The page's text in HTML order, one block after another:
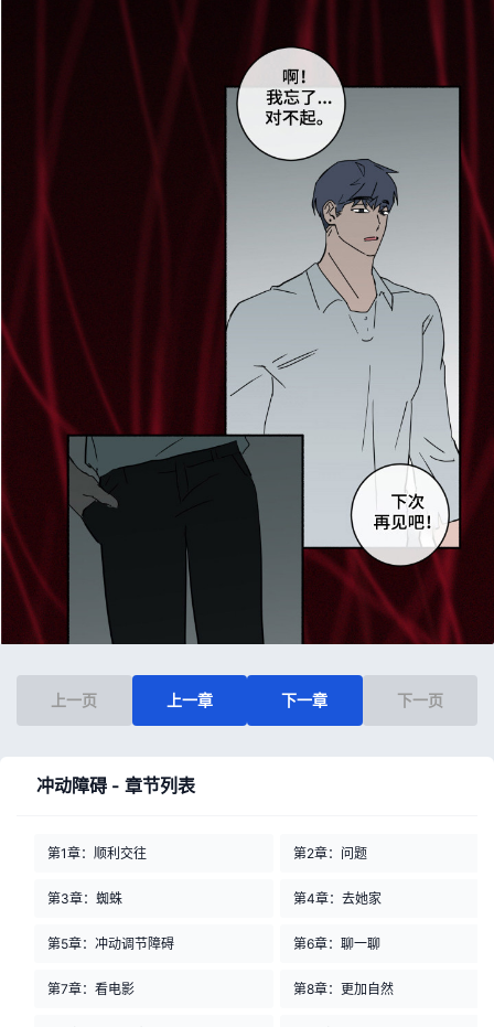
上一页 上一章 下一章 下一页
冲动障碍 - 章节列表
第1章：顺利交往 第2章：问题
第3章：蜘蛛 第4章：去她家
第5章：冲动调节障碍 第6章：聊一聊
第7章：看电影 第8章：更加自然